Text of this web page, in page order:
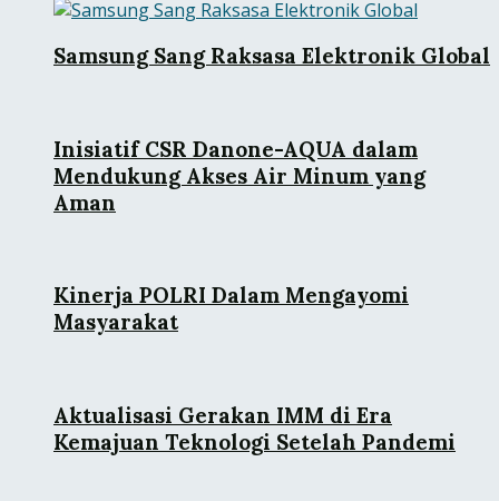
Samsung Sang Raksasa Elektronik Global
Inisiatif CSR Danone-AQUA dalam
Mendukung Akses Air Minum yang
Aman
Kinerja POLRI Dalam Mengayomi
Masyarakat
Aktualisasi Gerakan IMM di Era
Kemajuan Teknologi Setelah Pandemi